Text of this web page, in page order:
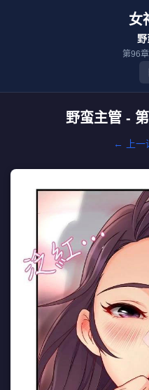
女
第96
野蛮主管 -
← 上一